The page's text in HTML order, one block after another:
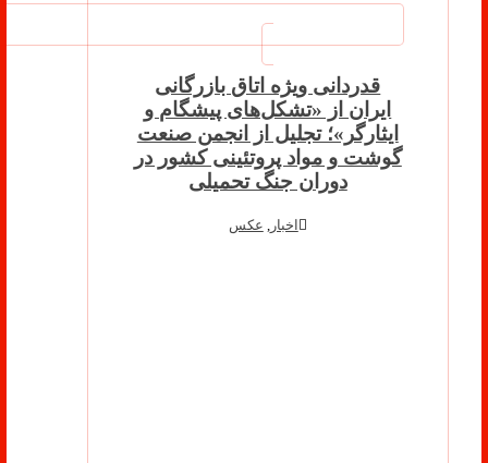
قدردانی ویژه اتاق بازرگانی
ایران از «تشکل‌های پیشگام و
ایثارگر»؛ تجلیل از انجمن صنعت
گوشت و مواد پروتئینی کشور در
دوران جنگ تحمیلی
اخبار عکس